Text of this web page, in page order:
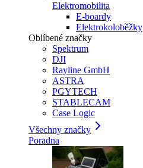
Elektromobilita
E-boardy
Elektrokoloběžky
Oblíbené značky
Spektrum
DJI
Rayline GmbH
ASTRA
PGYTECH
STABLECAM
Case Logic
Všechny značky
Poradna